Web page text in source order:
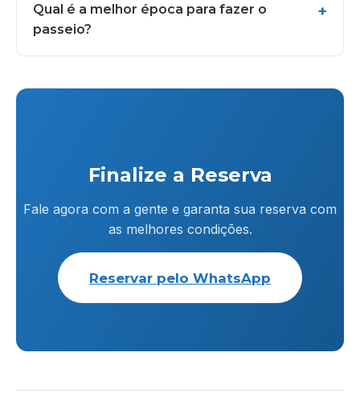
Qual é a melhor época para fazer o
passeio?
Finalize a Reserva
Fale agora com a gente e garanta sua reserva com
as melhores condições.
Reservar pelo WhatsApp